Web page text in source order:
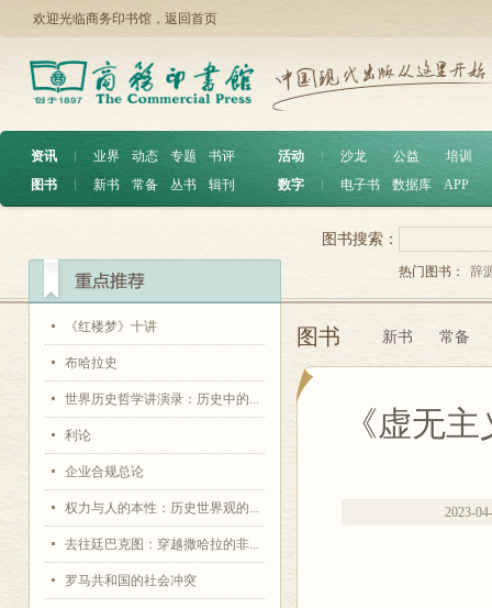
欢迎光临商务印书馆， 返回首页
资讯 ︱ 业界 动态 专题
书评
图书
︱ 新书 常备 丛书 辑刊
活动 沙龙 公益
培训
数字
电子书 数据库 APP
《红楼梦》十讲
布哈拉史
世界历史哲学讲演录：历史中的...
利论
企业合规总论
权力与人的本性：历史世界观的...
去往廷巴克图：穿越撒哈拉的非...
罗马共和国的社会冲突
图书搜索：
热门图书： 辞
图书 新书 常备
《虚无
2023-